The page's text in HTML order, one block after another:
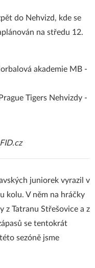
do Nehvizd, kde se
na středu 12.
akademie MB -
Tigers Nehvizdy -
juniorek vyrazil v
kolu. V něm na hráčky
z Tatranu Střešovice a z
se tentokrát
sezóně jsme